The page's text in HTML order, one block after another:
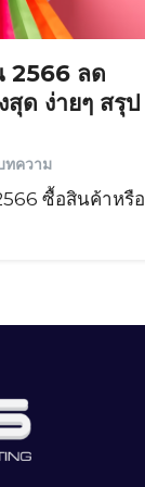
2566 ลด
ด ง่ายๆ สรุป
ทความ
ซื้อสินค้าหรือ